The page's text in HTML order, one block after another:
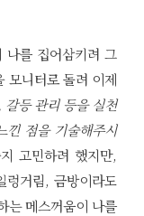
나를 집어삼키려 그
모니터로 돌려 이제
등 관리 등을 실천
낀 점을 기술해주시
고민하려 했지만,
렁거림, 금방이라도
는 메스꺼움이 나를